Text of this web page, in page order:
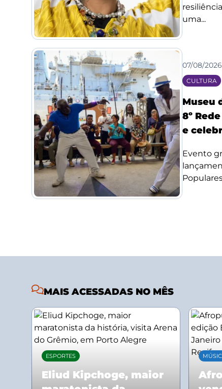
uma...
07/08/2026
CULTURA
Museu
8º
e
Evento
Populares
MAIS ACESSADAS NO MÊS
ESPORTES
Eliud Kipchoge, maior